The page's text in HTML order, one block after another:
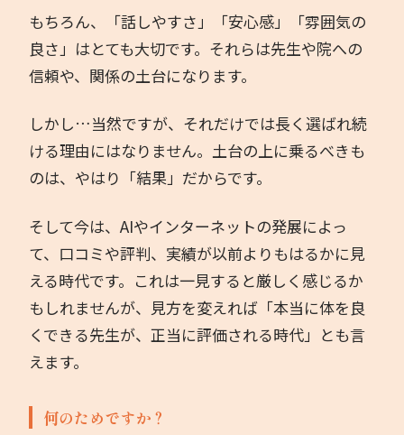
もちろん、「話しやすさ」「安心感」「雰囲気の
良さ」はとても大切です。それらは先生や院への
信頼や、関係の土台になります。
しかし…当然ですが、それだけでは長く選ばれ続
ける理由にはなりません。土台の上に乗るべきも
のは、やはり「結果」だからです。
そして今は、AIやインターネットの発展によっ
て、口コミや評判、実績が以前よりもはるかに見
える時代です。これは一見すると厳しく感じるか
もしれませんが、見方を変えれば「本当に体を良
くできる先生が、正当に評価される時代」とも言
えます。
何のためですか？